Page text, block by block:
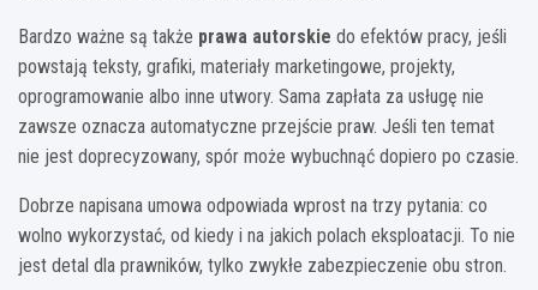
Bardzo ważne są także prawa autorskie do efektów pracy, jeśli
powstają teksty, grafiki, materiały marketingowe, projekty,
oprogramowanie albo inne utwory. Sama zapłata za usługę nie
zawsze oznacza automatyczne przejście praw. Jeśli ten temat
nie jest doprecyzowany, spór może wybuchnąć dopiero po czasie.
Dobrze napisana umowa odpowiada wprost na trzy pytania: co
wolno wykorzystać, od kiedy i na jakich polach eksploatacji. To nie
jest detal dla prawników, tylko zwykłe zabezpieczenie obu stron.